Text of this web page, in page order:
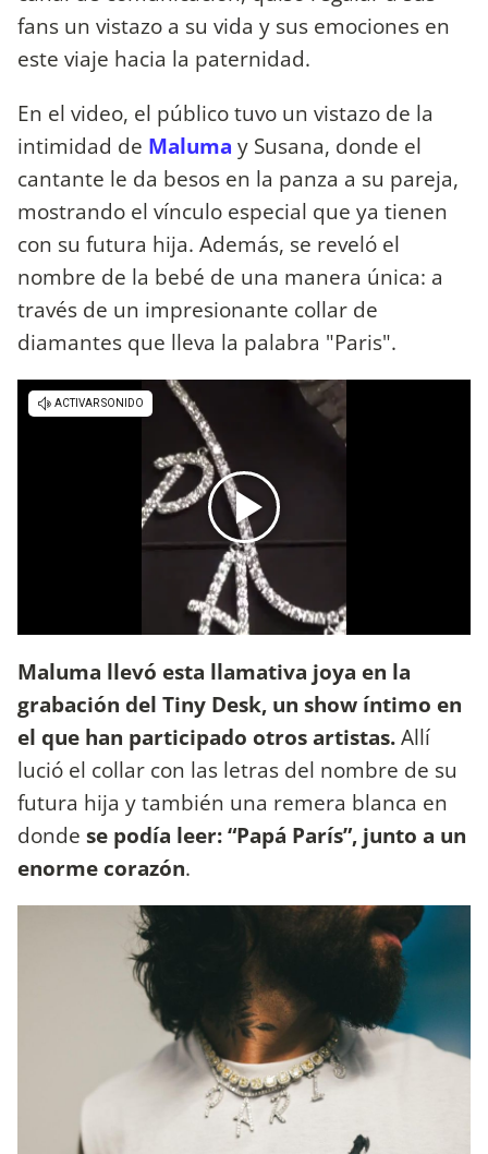
fans un vistazo a su vida y sus emociones en
este viaje hacia la paternidad.
En el video, el público tuvo un vistazo de la
intimidad de Maluma y Susana, donde el
cantante le da besos en la panza a su pareja,
mostrando el vínculo especial que ya tienen
con su futura hija. Además, se reveló el
nombre de la bebé de una manera única: a
través de un impresionante collar de
diamantes que lleva la palabra "Paris".
Maluma llevó esta llamativa joya en la
grabación del Tiny Desk, un show íntimo en
el que han participado otros artistas.Allí
lució el collar con las letras del nombre de su
futura hija y también una remera blanca en
donde se podía leer: “Papá París”, junto a un
enorme corazón.